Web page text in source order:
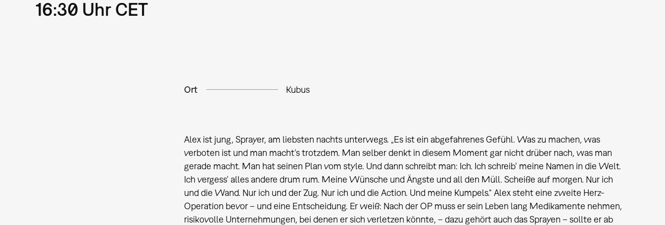
16:30 Uhr CET
Ort Kubus
Alex ist jung, Sprayer, am liebsten nachts unterwegs. „Es ist ein abgefahrenes Gefühl. Was zu machen, was
verboten ist und man macht’s trotzdem. Man selber denkt in diesem Moment gar nicht drüber nach, was man
gerade macht. Man hat seinen Plan vom style. Und dann schreibt man: Ich. Ich schreib’ meine Namen in die Welt.
Ich vergess’ alles andere drum rum. Meine Wünsche und Ängste und all den Müll. Scheiße auf morgen. Nur ich
und die Wand. Nur ich und der Zug. Nur ich und die Action. Und meine Kumpels.“ Alex steht eine zweite Herz-
Operation bevor – und eine Entscheidung. Er weiß: Nach der OP muss er sein Leben lang Medikamente nehmen,
risikovolle Unternehmungen, bei denen er sich verletzen könnte, – dazu gehört auch das Sprayen – sollte er ab